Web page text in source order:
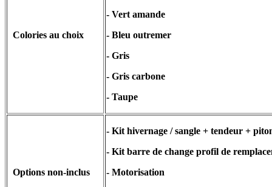
Colories au choix
- Vert amande
- Bleu outremer
- Gris
- Gris carbone
- Taupe
Options non-inclus
- Kit hivernage / sangle + tendeur +
- Kit barre de change profil de
- Motorisation